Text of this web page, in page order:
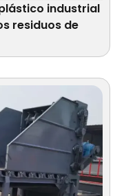
industrial
residuos de